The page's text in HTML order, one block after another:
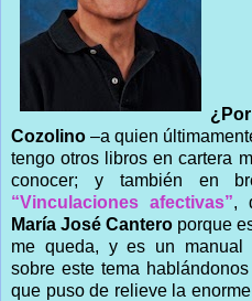
Cozolino –a quien
tengo otros libros en cartera
conocer; y también en
“Vinculaciones afectivas”,
María José Cantero porque
me queda, y es un manual
sobre este tema
que puso de relieve la